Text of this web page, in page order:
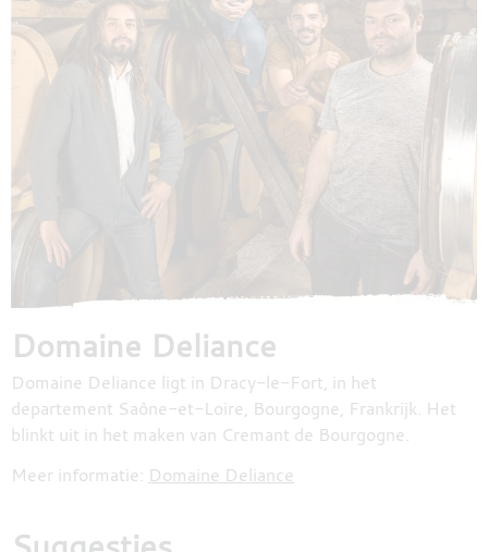
Domaine Deliance
Domaine Deliance ligt in Dracy-le-Fort, in het
departement Saône-et-Loire, Bourgogne, Frankrijk. Het
blinkt uit in het maken van Cremant de Bourgogne.
Meer informatie: Domaine Deliance